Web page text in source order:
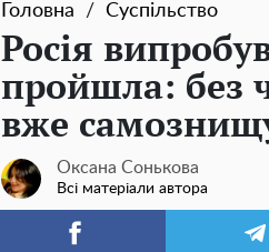
Головна Суспільство
Росія
пройшла: без
вже
Оксана Сонькова
Всі матеріали автора